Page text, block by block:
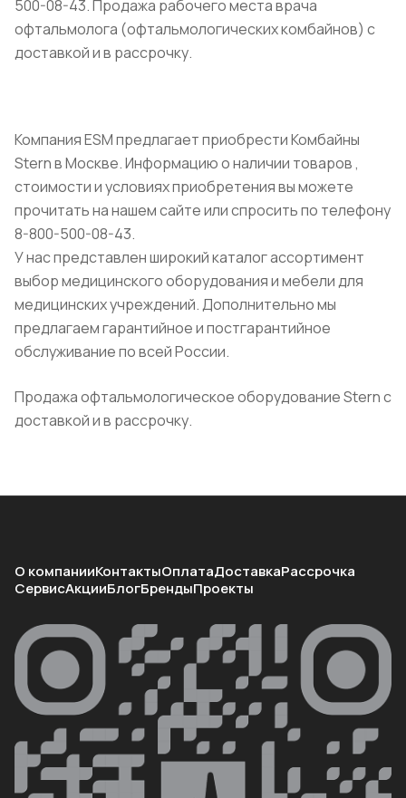
500-08-43. Продажа рабочего места врача
офтальмолога (офтальмологических комбайнов) с
доставкой и в рассрочку.
Компания ESM предлагает приобрести Комбайны
Stern в Москве. Информацию о наличии товаров ,
стоимости и условиях приобретения вы можете
прочитать на нашем сайте или спросить по телефону
8-800-500-08-43.
У нас представлен широкий каталог ассортимент
выбор медицинского оборудования и мебели для
медицинских учреждений. Дополнительно мы
предлагаем гарантийное и постгарантийное
обслуживание по всей России.
Продажа офтальмологическое оборудование Stern с
доставкой и в рассрочку.
О компанииКонтактыОплатаДоставкаРассрочка
СервисАкцииБлогБрендыПроекты